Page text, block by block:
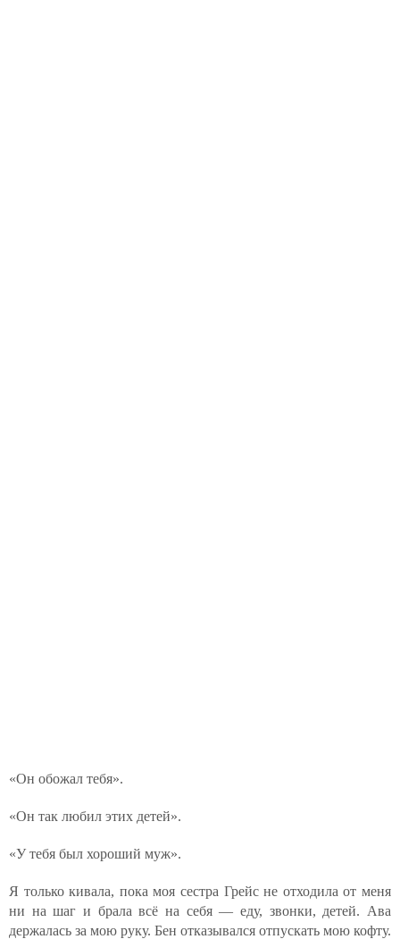
«Он обожал тебя».
«Он так любил этих детей».
«У тебя был хороший муж».
Я только кивала, пока моя сестра Грейс не отходила от меня
ни на шаг и брала всё на себя — еду, звонки, детей. Ава
держалась за мою руку. Бен отказывался отпускать мою кофту.